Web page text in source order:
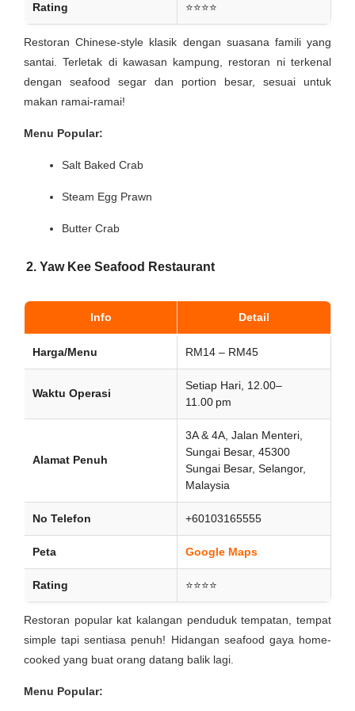
Rating ⭐⭐⭐⭐
Restoran Chinese-style klasik dengan suasana famili yang
santai. Terletak di kawasan kampung, restoran ni terkenal
dengan seafood segar dan portion besar, sesuai untuk
makan ramai-ramai!
Menu Popular:
Salt Baked Crab
Steam Egg Prawn
Butter Crab
2. Yaw Kee Seafood Restaurant
Info Detail
Harga/Menu RM14 – RM45
Waktu Operasi
Setiap Hari, 12.00–
11.00 pm
Alamat Penuh
3A & 4A, Jalan Menteri,
Sungai Besar, 45300
Sungai Besar, Selangor,
Malaysia
No Telefon +60103165555
Peta Google Maps
Rating ⭐⭐⭐⭐
Restoran popular kat kalangan penduduk tempatan, tempat
simple tapi sentiasa penuh! Hidangan seafood gaya home-
cooked yang buat orang datang balik lagi.
Menu Popular: